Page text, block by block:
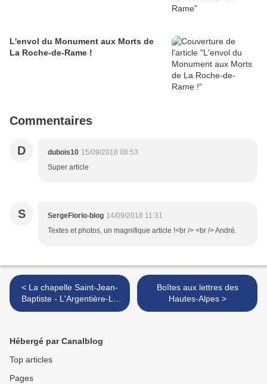
L'envol du Monument aux Morts de
La Roche-de-Rame !
Commentaires
D dubois10 15/09/2018 08:53
Super article
S SergeFiorio-blog 14/09/2018 11:31
Textes et photos, un magnifique article !<br /> <br /> André.
< La chapelle Saint-Jean-
Baptiste - L'Argentière-La
Bessée
Boîtes aux lettres des
Hautes-Alpes >
Hébergé par Canalblog
Top articles
Pages